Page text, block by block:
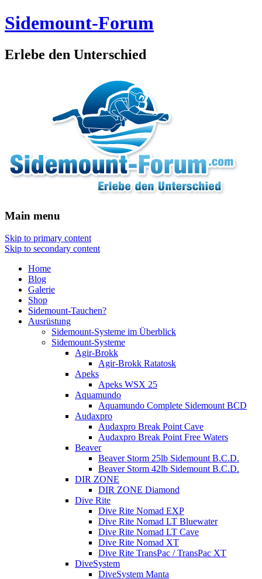
Sidemount-Forum
Erlebe den Unterschied
Main menu
Skip to primary content
Skip to secondary content
Home
Blog
Galerie
Shop
Sidemount-Tauchen?
Ausrüstung
Sidemount-Systeme im Überblick
Sidemount-Systeme
Agir-Brokk
Agir-Brokk Ratatosk
Apeks
Apeks WSX 25
Aquamundo
Aquamundo Complete Sidemount BCD
Audaxpro
Audaxpro Break Point Cave
Audaxpro Break Point Free Waters
Beaver
Beaver Storm 25lb Sidemount B.C.D.
Beaver Storm 42lb Sidemount B.C.D.
DIR ZONE
DIR ZONE Diamond
Dive Rite
Dive Rite Nomad EXP
Dive Rite Nomad LT Bluewater
Dive Rite Nomad LT Cave
Dive Rite Nomad XT
Dive Rite TransPac / TransPac XT
DiveSystem
DiveSystem Manta